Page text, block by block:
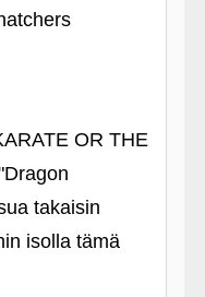
OR THE
takaisin
isolla tämä